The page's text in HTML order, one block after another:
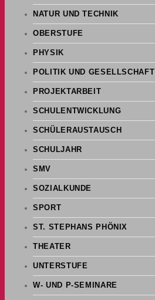
NATUR UND TECHNIK
OBERSTUFE
PHYSIK
POLITIK UND GESELLSCHAFT
PROJEKTARBEIT
SCHULENTWICKLUNG
SCHÜLERAUSTAUSCH
SCHULJAHR
SMV
SOZIALKUNDE
SPORT
ST. STEPHANS PHÖNIX
THEATER
UNTERSTUFE
W- UND P-SEMINARE